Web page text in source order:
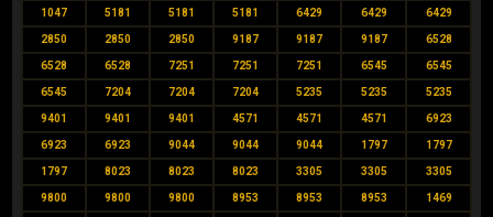
1047 5181 5181 5181 6429 6429 6429
2850 2850 2850 9187 9187 9187 6528
6528 6528 7251 7251 7251 6545 6545
6545 7204 7204 7204 5235 5235 5235
9401 9401 9401 4571 4571 4571 6923
6923 6923 9044 9044 9044 1797 1797
1797 8023 8023 8023 3305 3305 3305
9800 9800 9800 8953 8953 8953 1469